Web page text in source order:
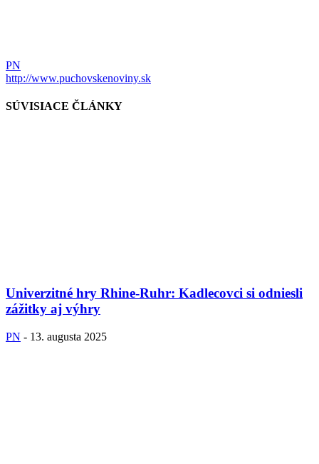
PN
http://www.puchovskenoviny.sk
SÚVISIACE ČLÁNKY
Univerzitné hry Rhine-Ruhr: Kadlecovci si odniesli
zážitky aj výhry
PN - 13. augusta 2025